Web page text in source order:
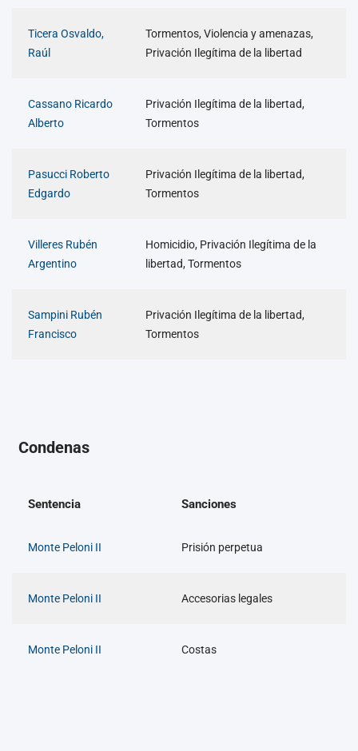
Ticera Osvaldo,
Raúl
Tormentos, Violencia y amenazas,
Privación Ilegítima de la libertad
Cassano Ricardo
Alberto
Privación Ilegítima de la libertad,
Tormentos
Pasucci Roberto
Edgardo
Privación Ilegítima de la libertad,
Tormentos
Villeres Rubén
Argentino
Homicidio, Privación Ilegítima de la
libertad, Tormentos
Sampini Rubén
Francisco
Privación Ilegítima de la libertad,
Tormentos
Condenas
Sentencia Sanciones
Monte Peloni II Prisión perpetua
Monte Peloni II Accesorias legales
Monte Peloni II Costas